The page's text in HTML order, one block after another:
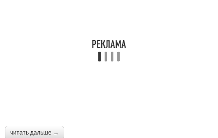
читать дальше →